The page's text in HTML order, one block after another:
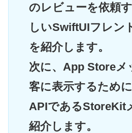
のレビューを依頼
しいSwiftUIフレン
を紹介します。
次に、App Storeメ
客に表示するため
APIであるStoreKit
紹介します。